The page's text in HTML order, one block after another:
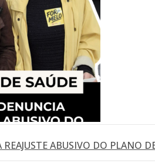
ABUSIVO DO PLANO